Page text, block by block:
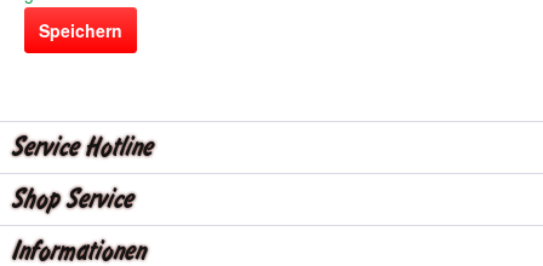
Speichern
Service Hotline
Shop Service
Informationen